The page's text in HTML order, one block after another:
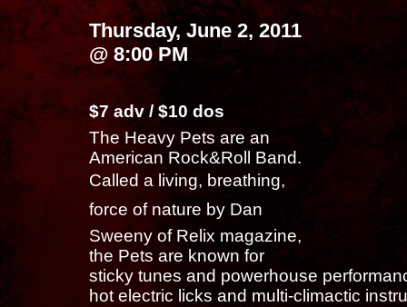
Thursday, June 2, 2011
@ 8:00 PM
$7 adv / $10 dos
The Heavy Pets are an
American Rock&Roll Band.
Called a living, breathing,
force of nature by Dan
Sweeny of Relix magazine,
the Pets are known for
sticky tunes and powerhouse
hot electric licks and multi-climactic